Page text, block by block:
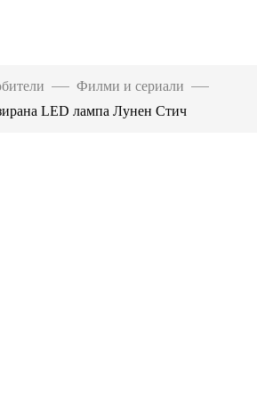
Филми и сериали
LED лампа Лунен Стич